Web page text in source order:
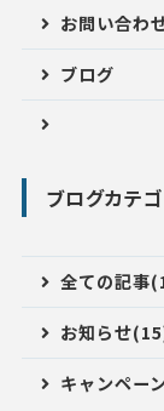
お問い合わ
ブログ
ブログカテ
全ての記事
お知らせ
キャンペー